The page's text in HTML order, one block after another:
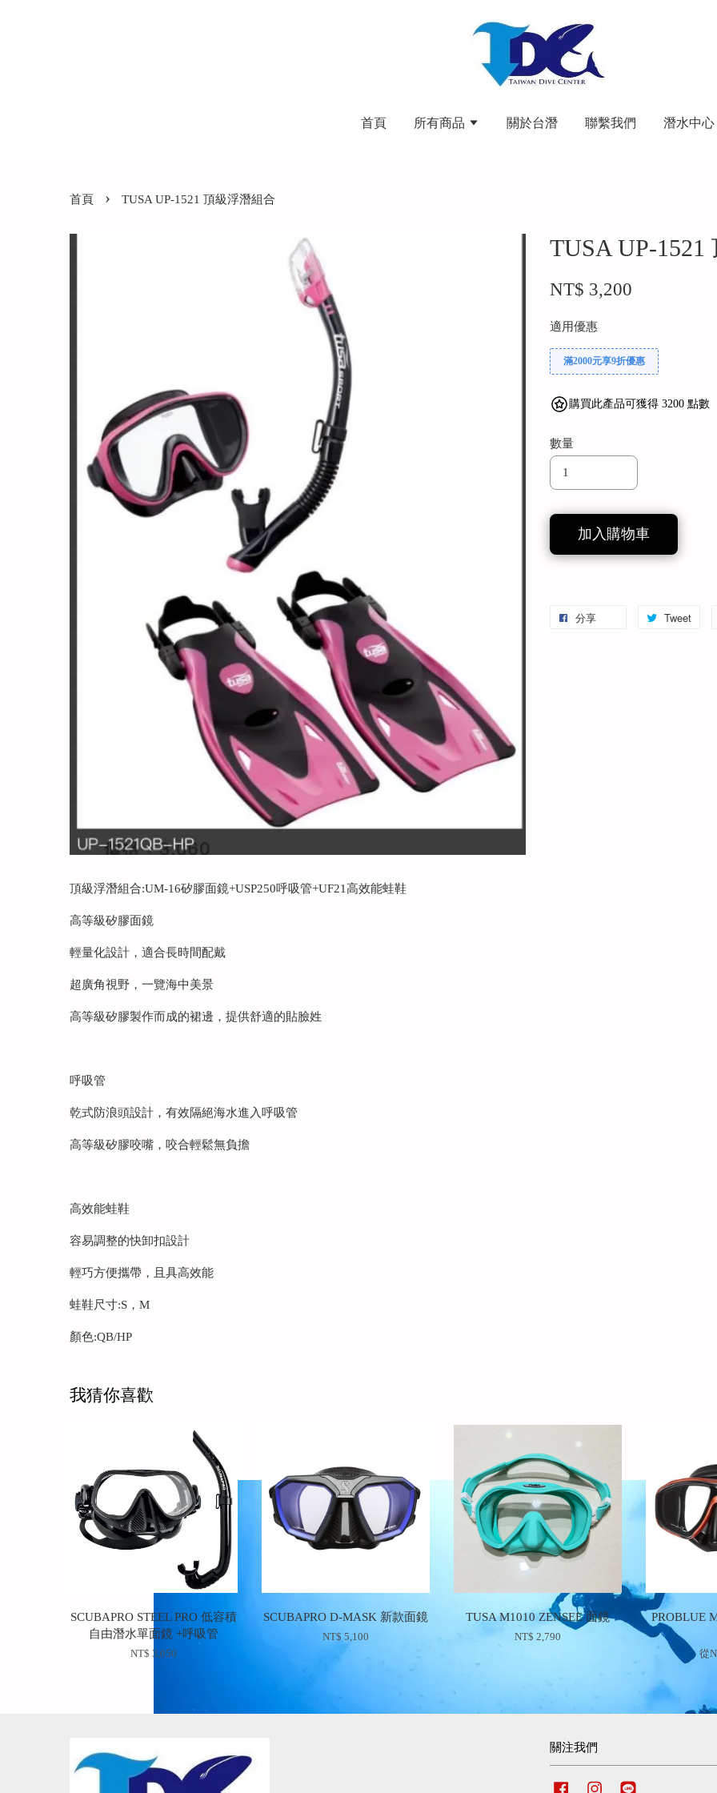
首頁 所有商品 關於台潛 聯繫我們 潛水中心
首頁 › TUSA UP-1521 頂級浮潛組合
TUSA UP-
NT$ 3,200
適用優惠
滿2000元享9折優惠
購買此產品可獲得 3200 點數
數量
加入購物車
分享 Tweet
頂級浮潛組合:UM-16矽膠面鏡+USP250呼吸管+UF21高效能蛙鞋
高等級矽膠面鏡
輕量化設計，適合長時間配戴
超廣角視野，一覽海中美景
高等級矽膠製作而成的裙邊，提供舒適的貼臉姓
呼吸管
乾式防浪頭設計，有效隔絕海水進入呼吸管
高等級矽膠咬嘴，咬合輕鬆無負擔
高效能蛙鞋
容易調整的快卸扣設計
輕巧方便攜帶，且具高效能
蛙鞋尺寸:S，M
顏色:QB/HP
我猜你喜歡
SCUBAPRO STEEL PRO 低容積
自由潛水單面鏡 +呼吸管
NT$ 3,050
SCUBAPRO D-MASK 新款面鏡
NT$ 5,100
TUSA M1010 ZENSEE 面鏡
NT$ 2,790
PROBLUE
從
關注我們
Facebook Instagram